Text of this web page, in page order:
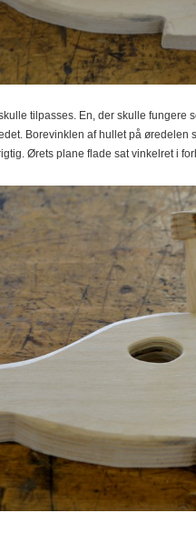
tilpasses. En, der skulle fungere
Borevinklen af hullet på øredelen
Ørets plane flade sat vinkelret i